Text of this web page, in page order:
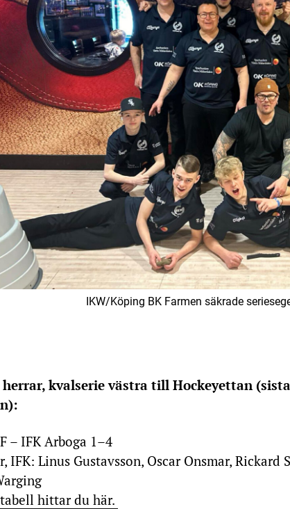
IKW/Köping BK Farmen säkrade
herrar, kvalserie västra till Hockeyettan
– IFK Arboga 1–4
IFK: Linus Gustavsson, Oscar Onsmar, Rickard
hittar du här.